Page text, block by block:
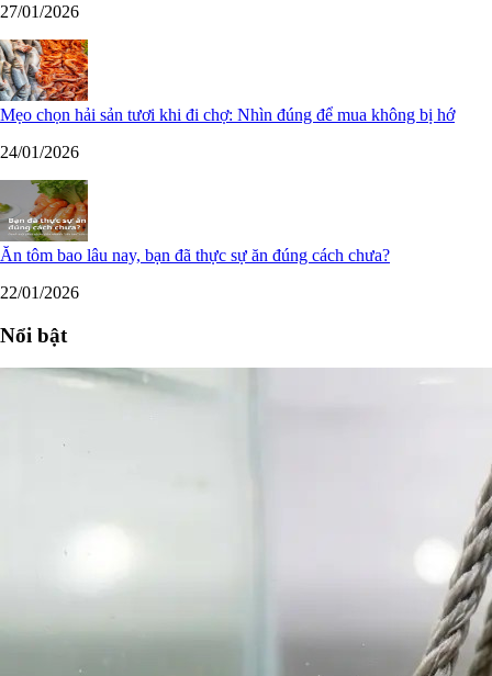
27/01/2026
Mẹo chọn hải sản tươi khi đi chợ: Nhìn đúng để mua không bị hớ
24/01/2026
Ăn tôm bao lâu nay, bạn đã thực sự ăn đúng cách chưa?
22/01/2026
Nổi bật